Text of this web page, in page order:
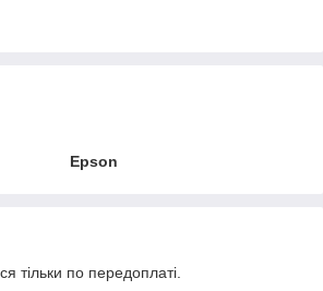
Epson
тільки по передоплаті.